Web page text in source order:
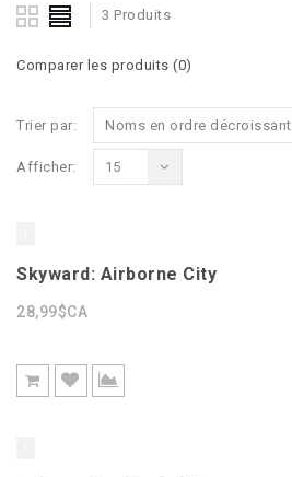
3 Produits
Comparer les produits (0)
Trier par: Noms en ordre décroissant
Afficher: 15
Skyward: Airborne City
28,99$CA